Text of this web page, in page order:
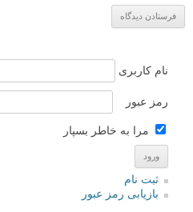
نام کاربری
رمز عبور
مرا به خاطر بسپار
ثبت نام
بازیابی رمز عبور